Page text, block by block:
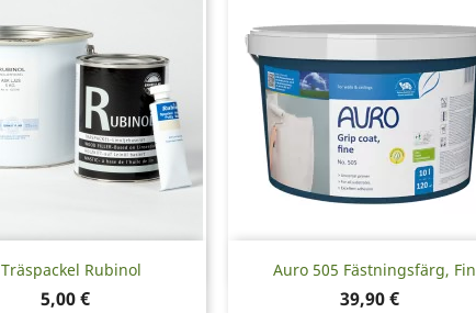
Träspackel Rubinol
Pris
5,00 €
Snabbvy Auro 505 Fästningsfärg, Fin
Pris
39,90 €
Snabbvy